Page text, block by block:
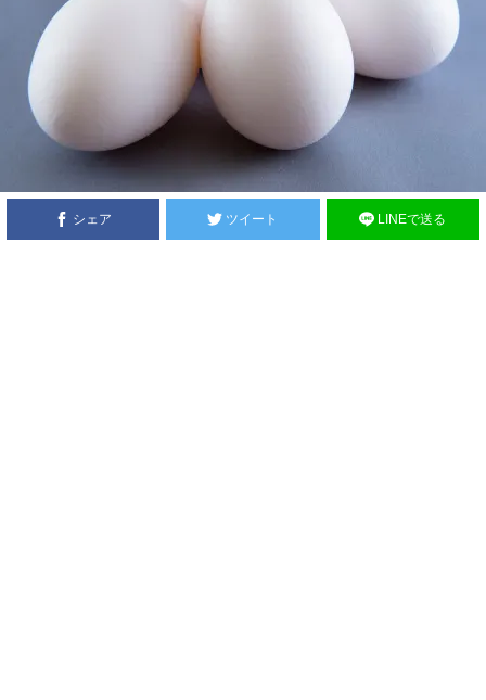
シェア ツイート LINEで送る